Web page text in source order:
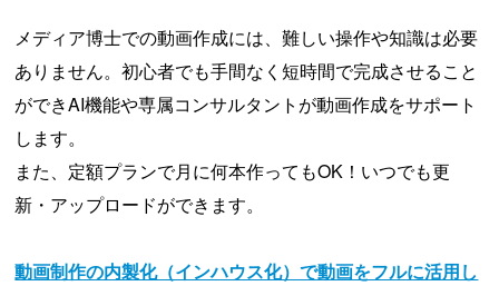
メディア博士での動画作成には、難しい操作や知識は必要
ありません。初心者でも手間なく短時間で完成させること
ができAI機能や専属コンサルタントが動画作成をサポート
します。
また、定額プランで月に何本作ってもOK！いつでも更
新・アップロードができます。
動画制作の内製化（インハウス化）で動画をフルに活用し